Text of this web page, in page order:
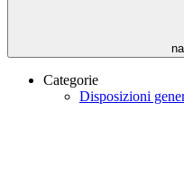
Categorie
Disposizioni